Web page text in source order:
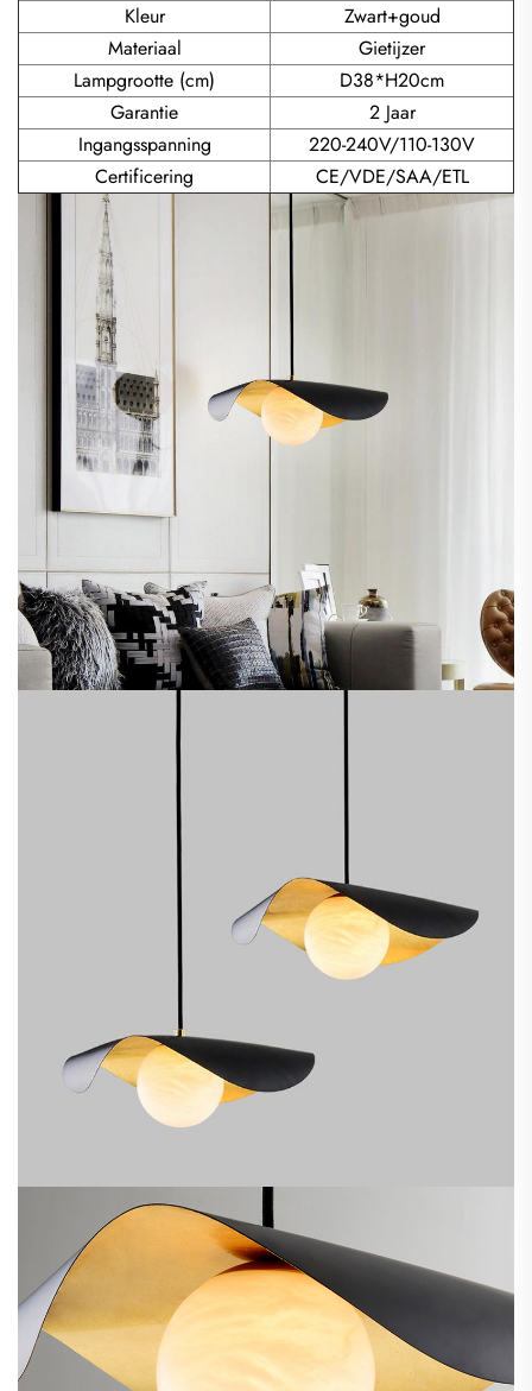
Kleur
Zwart+goud
Materiaal
Gietijzer
Lampgrootte (cm)
D38*H20cm
Garantie
2 Jaar
Ingangsspanning
220-240V/110-130V
Certificering
CE/VDE/SAA/ETL